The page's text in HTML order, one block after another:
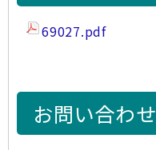
69027.pdf
お問い合わせ